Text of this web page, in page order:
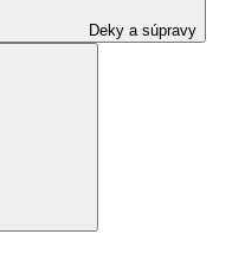
Deky a súpravy